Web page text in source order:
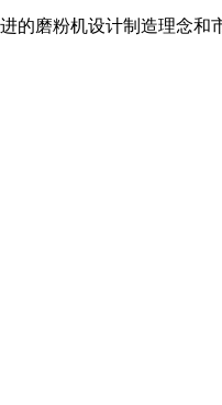
的磨粉机设计制造理念和